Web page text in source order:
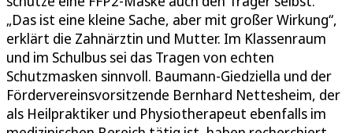
„Das ist eine kleine Sache, aber mit großer Wirkung“,
erklärt die Zahnärztin und Mutter. Im Klassenraum
und im Schulbus sei das Tragen von echten
Schutzmasken sinnvoll. Baumann-Giedziella und der
Fördervereinsvorsitzende Bernhard Nettesheim, der
als Heilpraktiker und Physiotherapeut ebenfalls im